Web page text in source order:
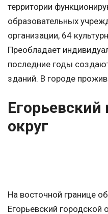
территории
образовательных
организации, 64
Преобладает
последние годы
зданий. В городе
Егорьевский
округ
На восточной границе
Егорьевский городской